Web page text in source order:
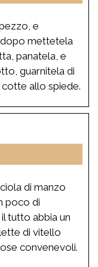
e
dopo mettetela
panatela, e
guarnitela di
allo spiede.
di manzo
poco di
tutto abbia un
di vitello
convenevoli.